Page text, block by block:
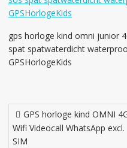
gps horloge kind omni junior
spat spatwaterdicht
GPSHorlogeKids
Bericht
navigatie
GPS horloge kind OMNI
Wifi Videocall WhatsApp excl.
SIM